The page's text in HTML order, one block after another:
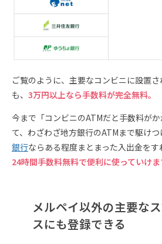
ご覧のように、主要なコンビニに設置
も、 3万円以上なら手数料が完全無料。
今まで「コンビニのATMだと手数料が
て、わざわざ地方銀行のATMまで駆けつ
銀行ならある程度まとまった入出金をす
24時間手数料無料で便利に使っていけま
メルペイ以外の主要な
スにも登録できる